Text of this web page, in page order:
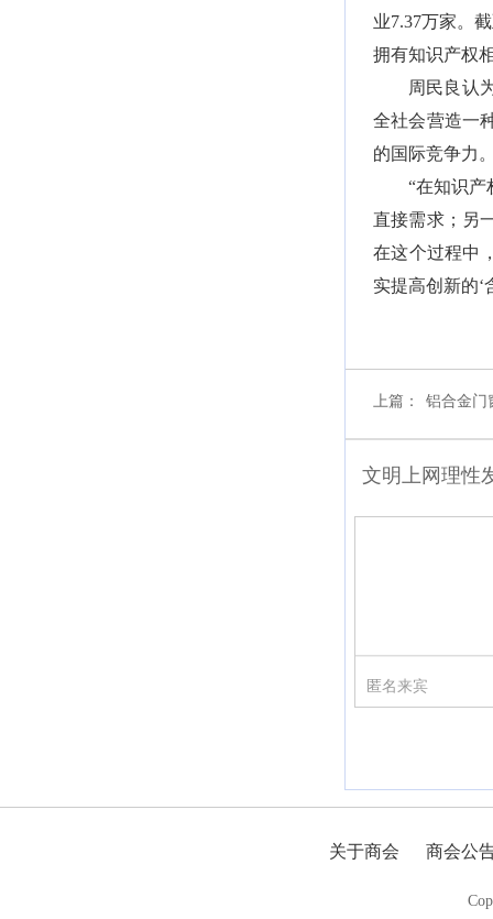
业7.37万家。
拥有知识产权
周民良认
全社会营造一
的国际竞争力
“在知识
直接需求；另
在这个过程中
实提高创新的‘
上篇： 铝合金门
文明上网理性
匿名来宾
关于商会 商会公